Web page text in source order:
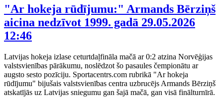
"Ar hokeja rūdījumu:" Armands Bērziņš
aicina nedzīvot 1999. gadā 29.05.2026
12:46
Latvijas hokeja izlase ceturtdaļfināla mačā ar 0:2 atzina Norvēģijas
valstsvienības pārākumu, noslēdzot šo pasaules čempionātu ar
augsto sesto pozīciju. Sportacentrs.com rubrikā "Ar hokeja
rūdījumu" bijušais valstsvienības centra uzbrucējs Armands Bērziņš
atskatījās uz Latvijas sniegumu gan šajā mačā, gan visā finālturnīrā.